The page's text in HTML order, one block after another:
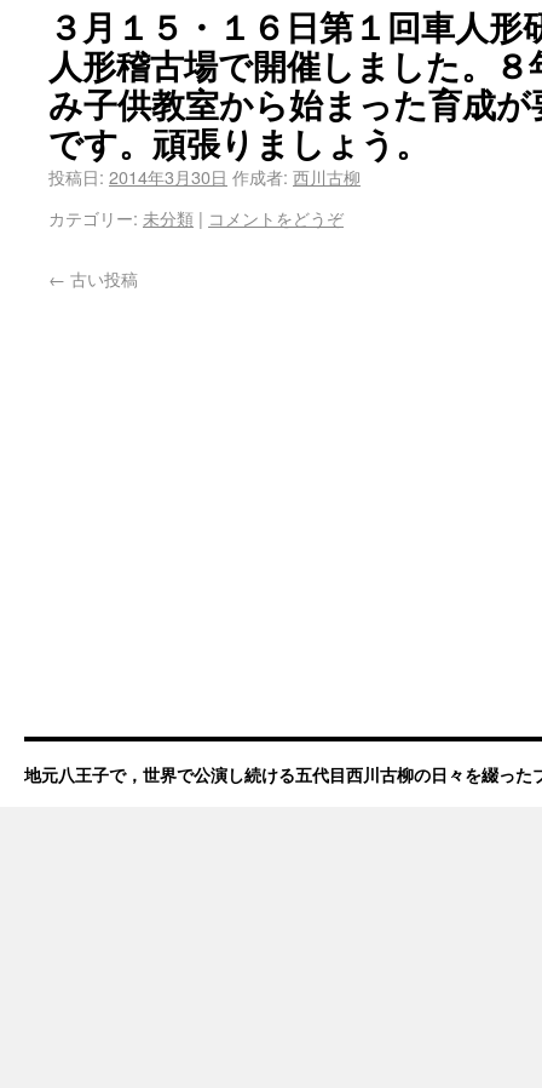
３月１５・１６日第１回車人
人形稽古場で開催しました。
み子供教室から始まった育成
です。頑張りましょう。
投稿日: 2014年3月30日 作成者: 西川古柳
カテゴリー: 未分類 | コメントをどうぞ
← 古い投稿
地元八王子で，世界で公演し続ける五代目西川古柳の日々を綴った